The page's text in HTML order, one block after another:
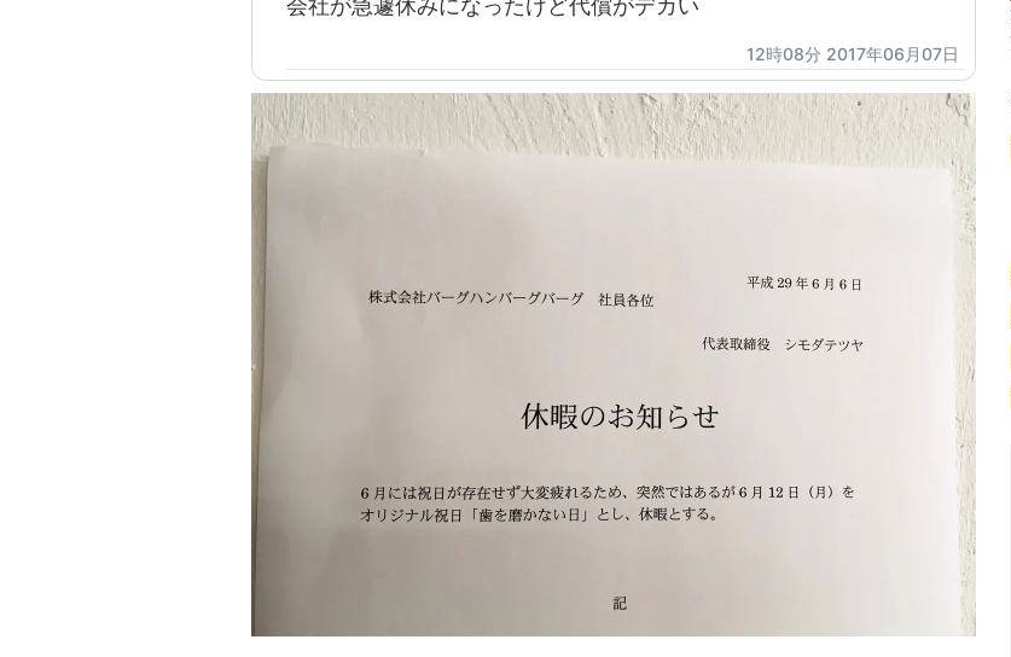
会社が急遽休みになったけど代償がデカい
12時08分 2017年06月07日